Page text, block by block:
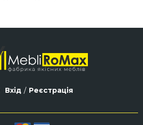
Вхід / Реєстрація